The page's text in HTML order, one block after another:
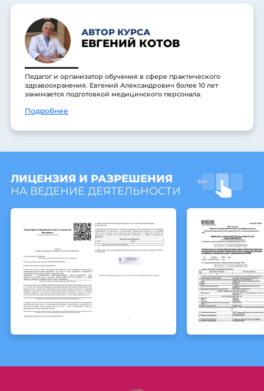
АВТОР КУРСА
ЕВГЕНИЙ КОТОВ
Педагог и организатор обучения в сфере практического
здравоохранения. Евгений Александрович более 10 лет
занимается подготовкой медицинского персонала.
Подробнее
ЛИЦЕНЗИЯ И РАЗРЕШЕНИЯ
НА ВЕДЕНИЕ ДЕЯТЕЛЬНОСТИ